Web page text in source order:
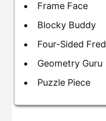
Frame Face
Blocky Buddy
Four-Sided Fred
Geometry Guru
Puzzle Piece